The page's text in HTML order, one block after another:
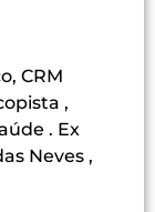
CRM
,
. Ex
Neves ,